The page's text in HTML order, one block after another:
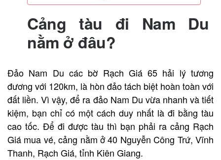
Cảng tàu đi Nam Du
nằm ở đâu?
Đảo Nam Du các bờ Rạch Giá 65 hải lý tương
đương với 120km, là hòn đảo tách biệt hoàn toàn với
đất liền. Vì vậy, để ra đảo Nam Du vừa nhanh và tiết
kiệm, bạn chỉ có một cách duy nhất là đi bằng tàu
cao tốc. Để đi được tàu thì bạn phải ra cảng Rạch
Giá mua vé, cảng nằm ở 40 Nguyễn Công Trứ, Vĩnh
Thanh, Rạch Giá, tỉnh Kiên Giang.